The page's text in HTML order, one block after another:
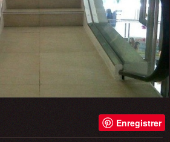
Enregistrer